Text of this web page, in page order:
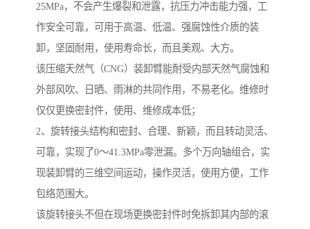
25MPa，不会产生爆裂和泄露，抗压力冲击能力强，工
作安全可靠，可用于高温、低温、强腐蚀性介质的装
卸，坚固耐用，使用寿命长，而且美观、大方。
该压缩天然气（CNG）装卸臂能耐受内部天然气腐蚀和
外部风吹、日晒、雨淋的共同作用，不易老化。维修时
仅仅更换密封件，使用、维修成本低；
2、旋转接头结构和密封、合理、新颖，而且转动灵活、
可靠，实现了0～41.3MPa零泄漏。多个万向轴组合，实
现装卸臂的三维空间运动，操作灵活，使用方便，工作
包络范围大。
该旋转接头不但在现场更换密封件时免拆卸其内部的滚